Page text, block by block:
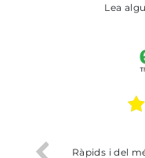
Lea algunas de las opiniones
Ràpids i del